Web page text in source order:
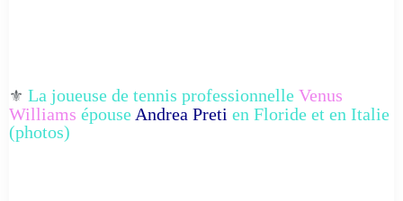
⚜️ La joueuse de tennis professionnelle Venus
Williams épouse Andrea Preti en Floride et en Italie
(photos)